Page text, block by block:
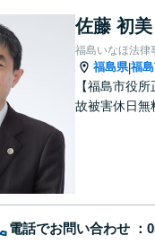
佐藤 初美
福島いなほ法律
福島県|福
【福島市役
故被害休日無
電話でお問い合わせ